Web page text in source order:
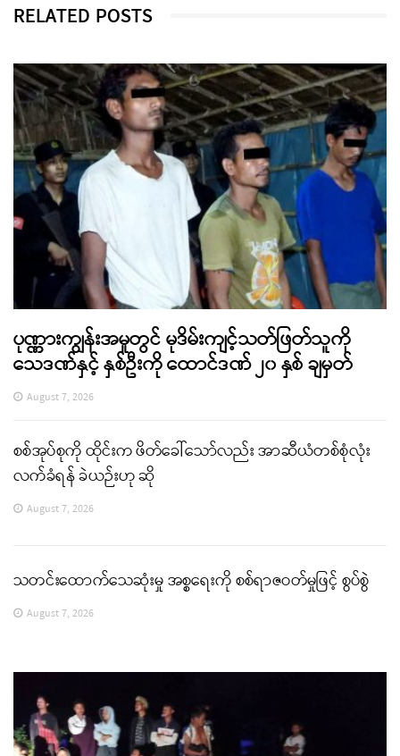
RELATED POSTS
ပုဏ္ဏားကျွန်းအမှုတွင် မုဒိမ်းကျင့်သတ်ဖြတ်သူကို
သေဒဏ်နှင့် နှစ်ဦးကို ထောင်ဒဏ် ၂၀ နှစ် ချမှတ်
August 7, 2026
စစ်အုပ်စုကို ထိုင်းက ဖိတ်ခေါ်သော်လည်း အာဆီယံတစ်စုံလုံး
လက်ခံရန် ခဲယဉ်းဟု ဆို
August 7, 2026
သတင်းထောက်သေဆုံးမှု အစ္စရေးကို စစ်ရာဇဝတ်မှုဖြင့် စွပ်စွဲ
August 7, 2026